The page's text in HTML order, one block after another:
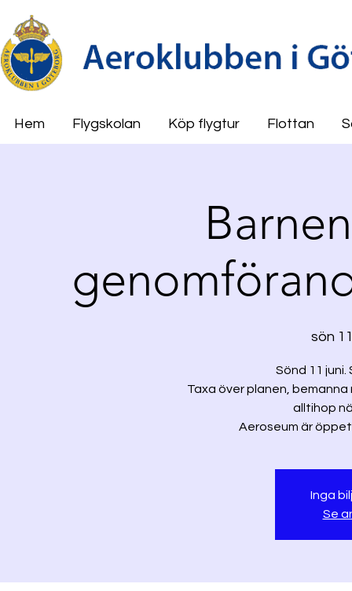
Hem Flygskolan Köp flygtur Flottan
sön
Sönd 11 juni.
Taxa över planen,
alltihop
Inga
Se